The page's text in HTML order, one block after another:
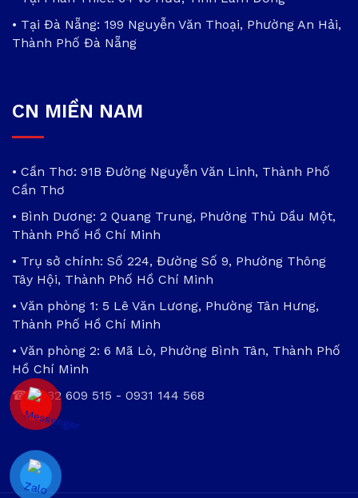
• Tại Đà Nẵng: 199 Nguyễn Văn Thoại, Phường An Hải,
Thành Phố Đà Nẵng
CN MIỀN NAM
• Cần Thơ: 91B Đường Nguyễn Văn Linh, Thành Phố
Cần Thơ
• Bình Dương: 2 Quang Trung, Phường Thủ Dầu Một,
Thành Phố Hồ Chí Minh
• Trụ sở chính: Số 224, Đường Số 9, Phường Thông
Tây Hội, Thành Phố Hồ Chí Minh
• Văn phòng 1: 5 Lê Văn Lương, Phường Tân Hưng,
Thành Phố Hồ Chí Minh
• Văn phòng 2: 6 Mã Lò, Phường Bình Tân, Thành Phố
Hồ Chí Minh
☎0932 609 515 - 0931 144 568